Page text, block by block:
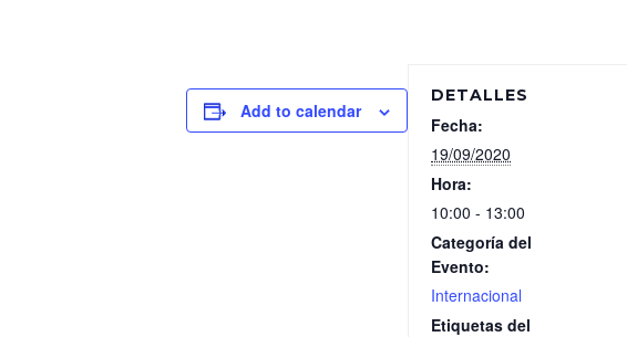
Add to calendar
DETALLES
Fecha:
19/09/2020
Hora:
10:00 - 13:00
Categoría del
Evento:
Internacional
Etiquetas del